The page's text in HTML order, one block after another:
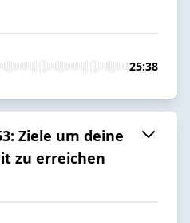
25:38
Ziele um deine
zu erreichen